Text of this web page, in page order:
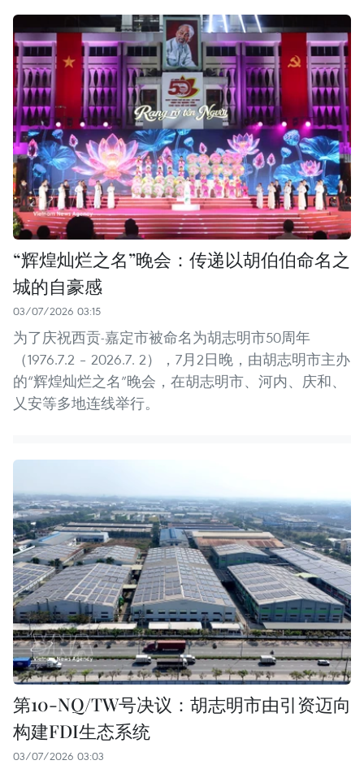
“辉煌灿烂之名”晚会：传递以胡伯伯命名之
城的自豪感
03/07/2026 03:15
为了庆祝西贡-嘉定市被命名为胡志明市50周年
（1976.7.2 – 2026.7. 2），7月2日晚，由胡志明市主办
的“辉煌灿烂之名”晚会，在胡志明市、河内、庆和、
乂安等多地连线举行。
第10-NQ/TW号决议：胡志明市由引资迈向
构建FDI生态系统
03/07/2026 03:03